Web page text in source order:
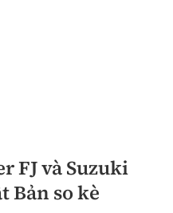
FJ và Suzuki
Bản so kè